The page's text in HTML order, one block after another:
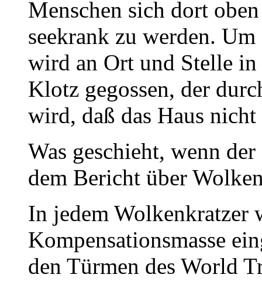
Menschen sich dort
seekrank zu werden.
wird an Ort und Stelle
Klotz gegossen, der
wird, daß das Haus
Was geschieht, wenn
dem Bericht über
In jedem Wolkenkratzer
Kompensationsmasse
den Türmen des World